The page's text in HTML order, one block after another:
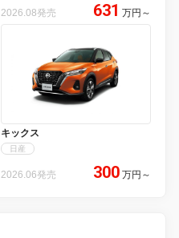
2026.08発売 631 万円 ～
キックス
日産
2026.06発売 300 万円 ～